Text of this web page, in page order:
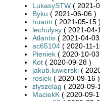
LukasySTW ( 2021-
Byku ( 2021-06-06 )
huann ( 2021-05-15 )
lechulysy ( 2021-04-
Atlantis ( 2021-04-
ac65104 ( 2020-11-
Pieniek ( 2020-10-
Kot ( 2020-09-28 )
jakub.luwierski (
rosiek ( 2020-09-16 )
zlyszelag ( 2020-09-
MaciekK ( 2020-09-